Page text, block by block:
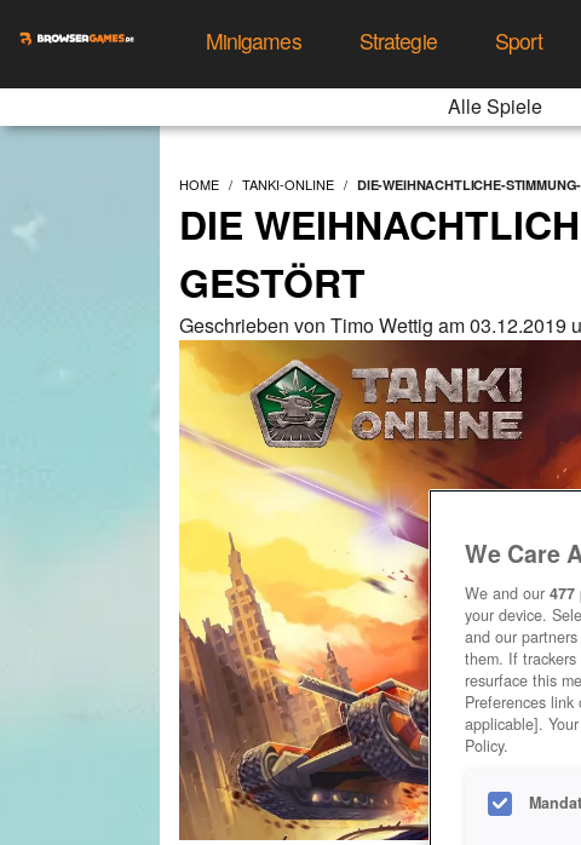
Minigames Strategie Sport
Alle Spiele
HOME TANKI-ONLINE DIE-WEIHNACHTLICHE-
DIE
GESTÖRT
Geschrieben von Timo Wettig am 03.12.2019
We Care
We and our 477
your device.
and our
them. If
resurface this
Preferences
applicable].
Policy.